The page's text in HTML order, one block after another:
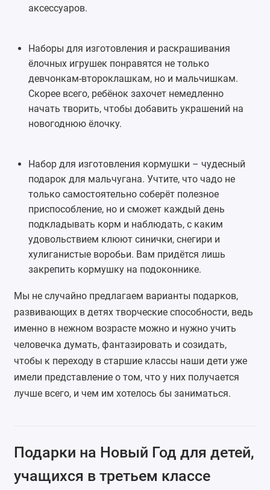
аксессуаров.
Наборы для изготовления и раскрашивания
ёлочных игрушек понравятся не только
девчонкам-второклашкам, но и мальчишкам.
Скорее всего, ребёнок захочет немедленно
начать творить, чтобы добавить украшений на
новогоднюю ёлочку.
Набор для изготовления кормушки – чудесный
подарок для мальчугана. Учтите, что чадо не
только самостоятельно соберёт полезное
приспособление, но и сможет каждый день
подкладывать корм и наблюдать, с каким
удовольствием клюют синички, снегири и
хулиганистые воробьи. Вам придётся лишь
закрепить кормушку на подоконнике.
Мы не случайно предлагаем варианты подарков,
развивающих в детях творческие способности, ведь
именно в нежном возрасте можно и нужно учить
человечка думать, фантазировать и созидать,
чтобы к переходу в старшие классы наши дети уже
имели представление о том, что у них получается
лучше всего, и чем им хотелось бы заниматься.
Подарки на Новый Год для детей,
учащихся в третьем классе